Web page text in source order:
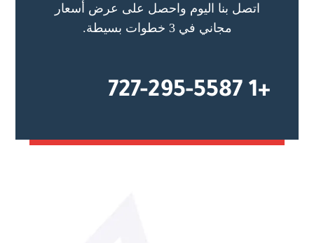
اتصل بنا اليوم واحصل على عرض أسعار
مجاني في 3 خطوات بسيطة.
+1 727-295-5587